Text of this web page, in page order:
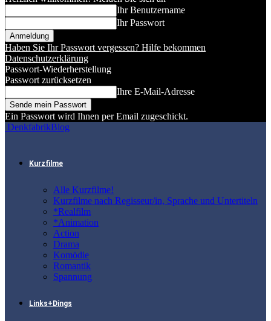
Ihr Benutzername
Ihr Passwort
Haben Sie Ihr Passwort vergessen? Hilfe bekommen
Datenschutzerklärung
Passwort-Wiederherstellung
Passwort zurücksetzen
Ihre E-Mail-Adresse
Ein Passwort wird Ihnen per Email zugeschickt.
DenkfabrikBlog
Kurzfilme
Alle Kurzfilme!
Kurzfilme nach Regisseur/in, Sprache und Untertiteln
*Realfilm
*Animation
Action
Drama
Komödie
Romantik
Spannung
Links+Dings